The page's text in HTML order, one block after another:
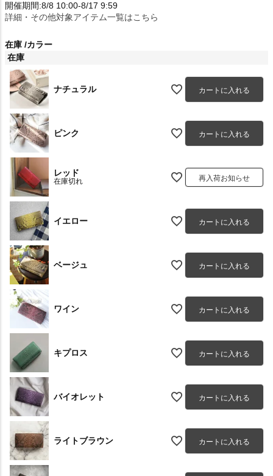
開催期間:8/8 10:00-8/17 9:59
詳細・その他対象アイテム一覧はこちら
在庫 カラー
在庫
ナチュラル カートに入れる
ピンク カートに入れる
レッド
在庫切れ 再入荷お知らせ
イエロー カートに入れる
ベージュ カートに入れる
ワイン カートに入れる
キプロス カートに入れる
バイオレット カートに入れる
ライトブラウン カートに入れる